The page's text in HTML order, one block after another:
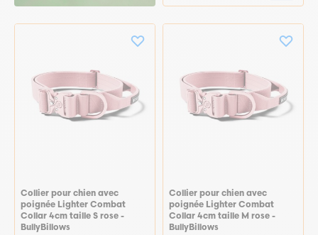
Collier pour chien avec
poignée Lighter Combat
Collar 4cm taille S rose -
BullyBillows
Collier pour chien avec
poignée Lighter Combat
Collar 4cm taille M rose -
BullyBillows